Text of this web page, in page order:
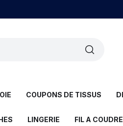
COUPONS DE TISSUS
LINGERIE FIL A COUDRE